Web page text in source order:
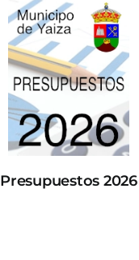
Presupuestos 2026